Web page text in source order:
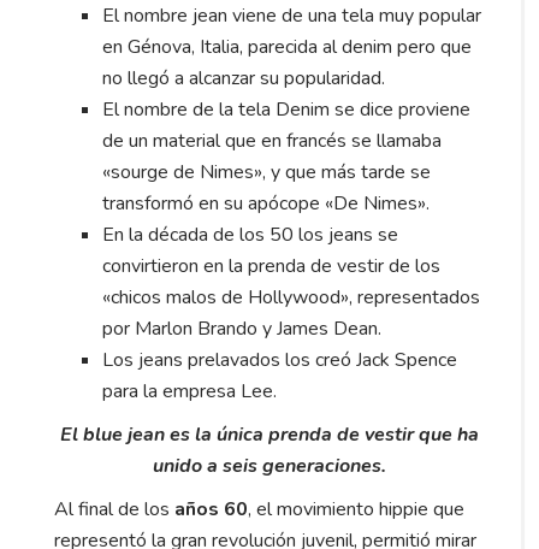
El nombre jean viene de una tela muy popular
en Génova, Italia, parecida al denim pero que
no llegó a alcanzar su popularidad.
El nombre de la tela Denim se dice proviene
de un material que en francés se llamaba
«sourge de Nimes», y que más tarde se
transformó en su apócope «De Nimes».
En la década de los 50 los jeans se
convirtieron en la prenda de vestir de los
«chicos malos de Hollywood», representados
por Marlon Brando y James Dean.
Los jeans prelavados los creó Jack Spence
para la empresa Lee.
El blue jean es la única prenda de vestir que ha
unido a seis generaciones.
Al final de los años 60, el movimiento hippie que
representó la gran revolución juvenil, permitió mirar